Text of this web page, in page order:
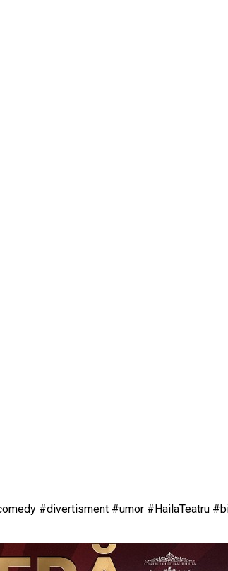
#divertisment #umor #HailaTeatru